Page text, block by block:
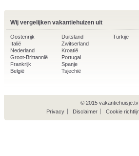
Wij vergelijken vakantiehuizen uit
Oostenrijk
Italië
Nederland
Groot-Brittannië
Frankrijk
België
Duitsland
Zwitserland
Kroatië
Portugal
Spanje
Tsjechië
Turkije
© 2015 vakantiehuisje.tv
Privacy
Disclaimer Cookie